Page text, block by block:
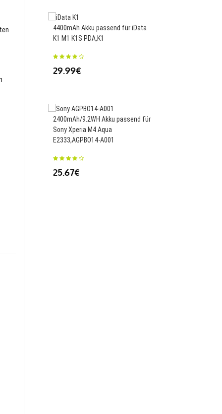
4400mAh Akku passend für iData
K1 M1 K1S PDA,K1
29.99€
2400mAh/9.2WH Akku passend für
Sony Xperia M4 Aqua
E2333,AGPBO14-A001
25.67€